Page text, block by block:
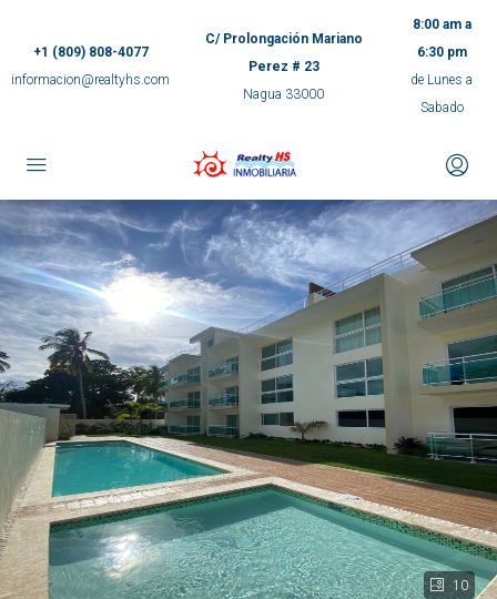
+1 (809) 808-4077
informacion@realtyhs.com
C/ Prolongación Mariano
Perez # 23
Nagua 33000
8:00 am a
6:30 pm
de Lunes a
Sabado
10